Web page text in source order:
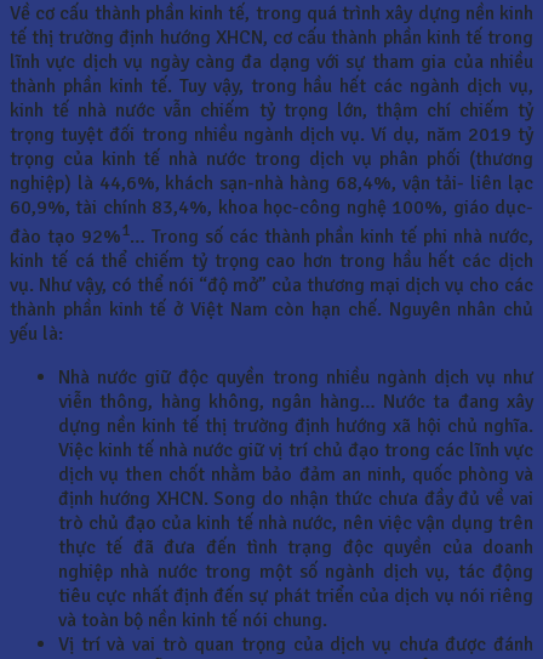
Về cơ cấu thành phần kinh tế, trong quá trình xây dựng nền kinh
tế thị trường định hướng XHCN, cơ cấu thành phần kinh tế trong
lĩnh vực dịch vụ ngày càng đa dạng với sự tham gia của nhiều
thành phần kinh tế. Tuy vậy, trong hầu hết các ngành dịch vụ,
kinh tế nhà nước vẫn chiếm tỷ trọng lớn, thậm chí chiếm tỷ
trọng tuyệt đối trong nhiều ngành dịch vụ. Ví dụ, năm 2019 tỷ
trọng của kinh tế nhà nước trong dịch vụ phân phối (thương
nghiệp) là 44,6%, khách sạn-nhà hàng 68,4%, vận tải- liên lạc
60,9%, tài chính 83,4%, khoa học-công nghệ 100%, giáo dục-
đào tạo 92%1… Trong số các thành phần kinh tế phi nhà nước,
kinh tế cá thể chiếm tỷ trọng cao hơn trong hầu hết các dịch
vụ. Như vậy, có thể nói “độ mở” của thương mại dịch vụ cho các
thành phần kinh tế ở Việt Nam còn hạn chế. Nguyên nhân chủ
yếu là:
Nhà nước giữ độc quyền trong nhiều ngành dịch vụ như
viễn thông, hàng không, ngân hàng… Nước ta đang xây
dựng nền kinh tế thị trường định hướng xã hội chủ nghĩa.
Việc kinh tế nhà nước giữ vị trí chủ đạo trong các lĩnh vực
dịch vụ then chốt nhằm bảo đảm an ninh, quốc phòng và
định hướng XHCN. Song do nhận thức chưa đầy đủ về vai
trò chủ đạo của kinh tế nhà nước, nên việc vận dụng trên
thực tế đã đưa đến tình trạng độc quyền của doanh
nghiệp nhà nước trong một số ngành dịch vụ, tác động
tiêu cực nhất định đến sự phát triển của dịch vụ nói riêng
và toàn bộ nền kinh tế nói chung.
Vị trí và vai trò quan trọng của dịch vụ chưa được đánh